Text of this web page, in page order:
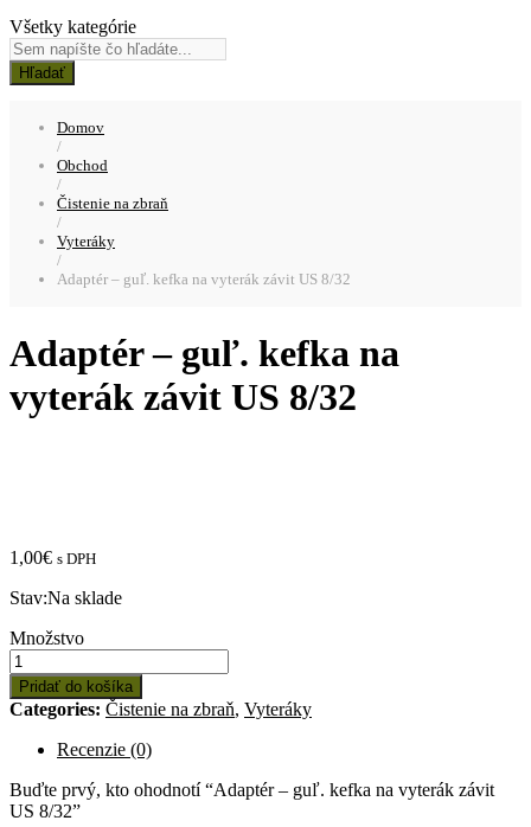
Všetky kategórie
Hľadať
Domov
/
Obchod
/
Čistenie na zbraň
/
Vyteráky
/
Adaptér – guľ. kefka na vyterák závit US 8/32
Adaptér – guľ. kefka na
vyterák závit US 8/32
1,00€ s DPH
Stav:Na sklade
Množstvo:
Adaptér
-
guľ.
kefka
vyterák
závit
US
Množstvo
Pridať do košíka
Categories: Čistenie na zbraň, Vyteráky
Recenzie (0)
Buďte prvý, kto ohodnotí “Adaptér – guľ. kefka na vyterák závit
US 8/32”